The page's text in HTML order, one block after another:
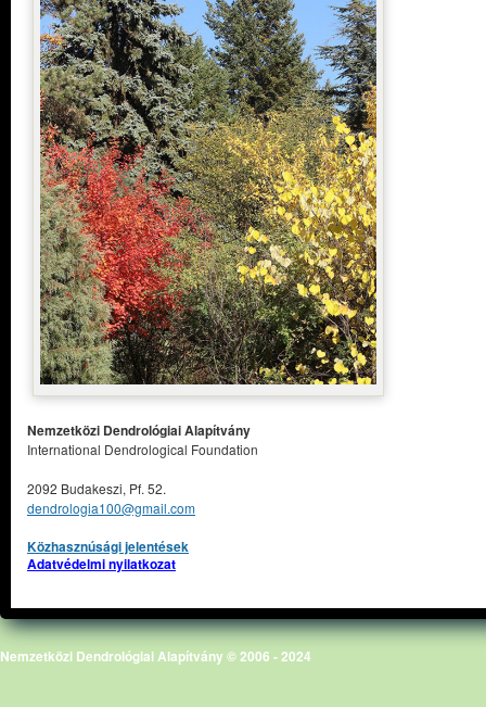
Nemzetközi Dendrológiai Alapítvány
International Dendrological Foundation
2092 Budakeszi, Pf. 52.
dendrologia100@gmail.com
Közhasznúsági jelentések
Adatvédelmi nyilatkozat
Nemzetközi Dendrológiai Alapítvány © 2006 - 2024